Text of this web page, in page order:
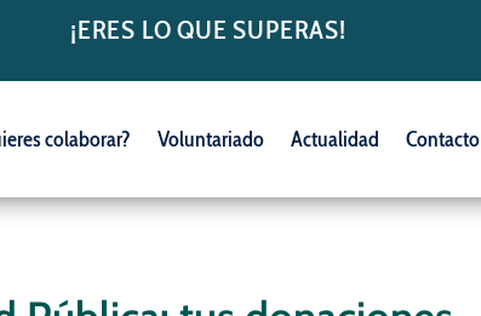
¡ERES LO QUE SUPERAS!
colaborar? Voluntariado Actualidad Contacto